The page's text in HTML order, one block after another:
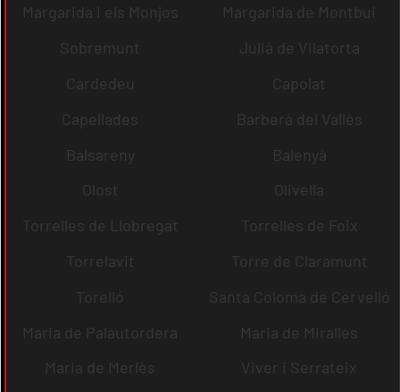
Margarida i els Monjos
Margarida de Montbui
Sobremunt
Julià de Vilatorta
Cardedeu
Capolat
Capellades
Barberà del Vallès
Balsareny
Balenyà
Olost
Olivella
Torrelles de Llobregat
Torrelles de Foix
Torrelavit
Torre de Claramunt
Torelló
Santa Coloma de Cervelló
Maria de Palautordera
Maria de Miralles
Maria de Merlès
Viver i Serrateix